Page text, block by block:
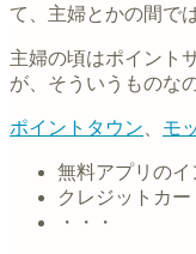
て、主婦とかの間で
主婦の頃はポイント
が、そういうものな
ポイントタウン モ
無料アプリの
クレジットカ
・・・